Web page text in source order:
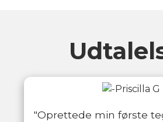
"Oprettede min første